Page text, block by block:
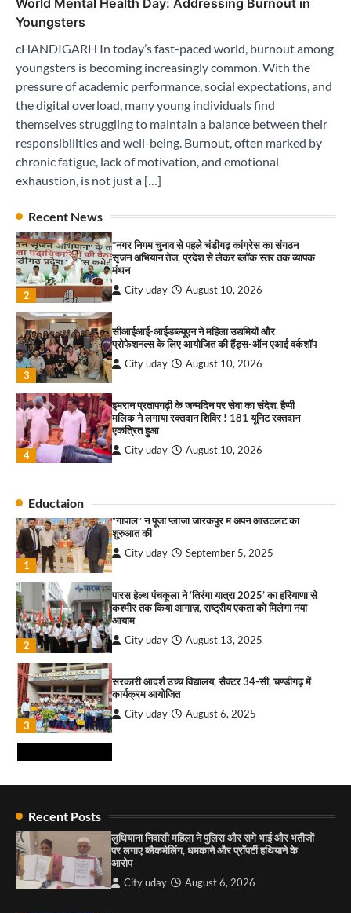
World Mental Health Day: Addressing Burnout in
Youngsters
cHANDIGARH In today’s fast-paced world, burnout among
youngsters is becoming increasingly common. With the
pressure of academic performance, social expectations, and
the digital overload, many young individuals find
themselves struggling to maintain a balance between their
responsibilities and well-being. Burnout, often marked by
chronic fatigue, lack of motivation, and emotional
exhaustion, is not just a […]
Recent News
3
सीआईआई-आईडब्ल्यूएन ने महिला उद्यमियों और
City uday August 10, 2026
इमरान प्रतापगढ़ी के जन्मदिन पर सेवा का संदेश, हैप्पी
मलिक ने लगाया रक्तदान शिविर ! 181 यूनिट रक्तदान
एकत्रित हुआ
City uday August 10, 2026
1
सावण कवी दरबार में तीन दर्जन कवियों ने बांधा समां
2
*नगर निगम चुनाव से पहले चंडीगढ़ कांग्रेस का संगठन
सृजन अभियान तेज, प्रदेश से लेकर ब्लॉक स्तर तक व्यापक
मंथन
City uday August 10, 2026
3
सीआईआई-आईडब्ल्यूएन ने महिला उद्यमियों और
प्रोफेशनल्स के लिए आयोजित की हैंड्स-ऑन एआई वर्कशॉप
City uday August 10, 2026
4
इमरान प्रतापगढ़ी के जन्मदिन पर सेवा का संदेश, हैप्पी
मलिक ने लगाया रक्तदान शिविर ! 181 यूनिट रक्तदान
एकत्रित हुआ
City uday August 10, 2026
1
City uday August 10, 2026
2
*नगर निगम चुनाव से पहले चंडीगढ़ कांग्रेस का संगठन
मंथन
City uday August 10, 2026
3
सीआईआई-आईडब्ल्यूएन ने महिला उद्यमियों और
प्रोफेशनल्स के लिए आयोजित की हैंड्स-ऑन एआई वर्कशॉप
City uday August 10, 2026
इमरान प्रतापगढ़ी के जन्मदिन पर सेवा का संदेश, हैप्पी
Eductaion
2
कश्मीर तक किया आगाज़, राष्ट्रीय एकता को मिलेगा नया
आयाम
City uday August 13, 2025
3
सरकारी आदर्श उच्च विद्यालय, सैक्टर 34-सी, चण्डीगढ़ में
कार्यक्रम आयोजित
City uday August 6, 2025
राहुल गाँधी ने खाई है वैश्विक मंच पर भारत को कमजोर करने
की कसम: देवशाली
City uday
1
“गोपाल” ने पूजा प्लाजा जीरकपुर में अपने आउटलेट की
शुरुआत की
City uday September 5, 2025
2
पारस हेल्थ पंचकूला ने ‘तिरंगा यात्रा 2025’ का हरियाणा से
कश्मीर तक किया आगाज़, राष्ट्रीय एकता को मिलेगा नया
आयाम
City uday August 13, 2025
3
सरकारी आदर्श उच्च विद्यालय, सैक्टर 34-सी, चण्डीगढ़ में
कार्यक्रम आयोजित
City uday August 6, 2025
4
Recent Posts
लुधियाना निवासी महिला ने पुलिस और सगे भाई और भतीजों
पर लगाए ब्लैकमेलिंग, धमकाने और प्रॉपर्टी हथियाने के
आरोप
City uday August 6, 2026